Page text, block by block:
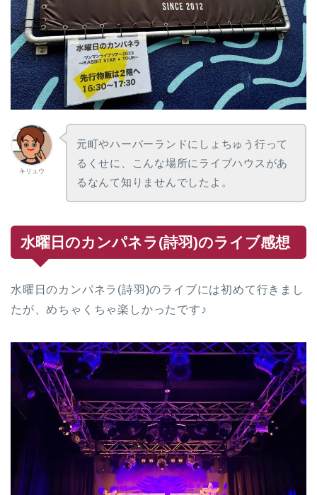
キリュウ
元町やハーバーランドにしょちゅう行って
るくせに、こんな場所にライブハウスがあ
るなんて知りませんでしたよ。
水曜日のカンパネラ(詩羽)のライブ感想
水曜日のカンパネラ(詩羽)のライブには初めて行きまし
たが、めちゃくちゃ楽しかったです♪